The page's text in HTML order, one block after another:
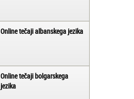
Online tečaji albanskega jezika
Online tečaji bolgarskega
jezika